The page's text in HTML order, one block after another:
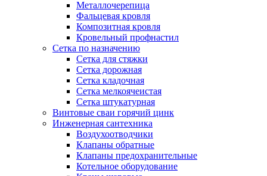
Металлочерепица
Фальцевая кровля
Композитная кровля
Кровельный профнастил
Сетка по назначению
Сетка для стяжки
Сетка дорожная
Сетка кладочная
Сетка мелкоячеистая
Сетка штукатурная
Винтовые сваи горячий цинк
Инженерная сантехника
Воздухоотводчики
Клапаны обратные
Клапаны предохранительные
Котельное оборудование